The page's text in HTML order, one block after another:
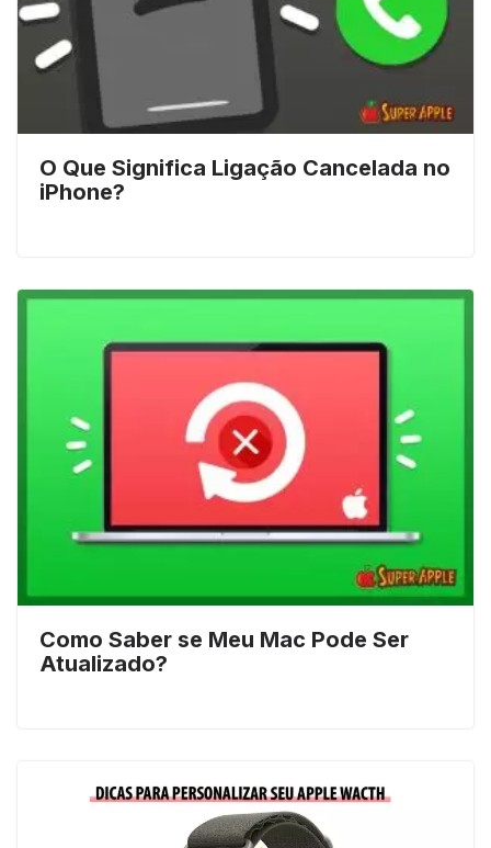
O Que Significa Ligação Cancelada no
iPhone?
Como Saber se Meu Mac Pode Ser
Atualizado?